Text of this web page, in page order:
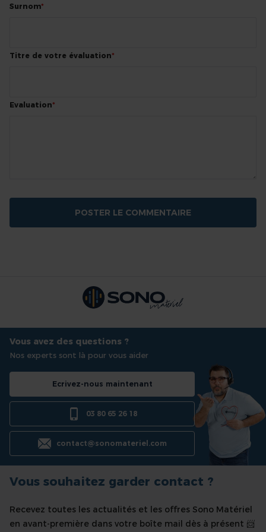
Surnom
Titre de votre évaluation
Evaluation
POSTER LE COMMENTAIRE
Vous avez des questions ?
Nos experts sont là pour vous aider
Ecrivez-nous maintenant
03 80 65 26 18
contact@sonomateriel.com
Vous souhaitez garder contact ?
Recevez toutes les actualités et les offres Sono Matériel
en avant-première dans votre boîte mail dès à présent 📨